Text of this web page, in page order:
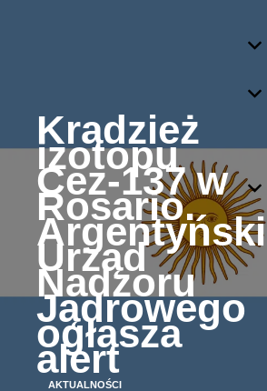
Kradzież
izotopu
Cez-137 w
Rosario.
Argentyński
Urząd
Nadzoru
Jądrowego
ogłasza
alert
AKTUALNOŚCI